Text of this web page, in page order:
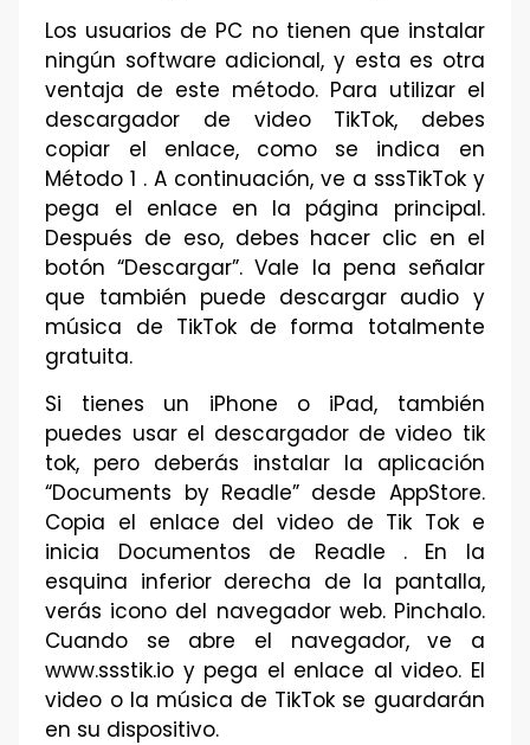
Los usuarios de PC no tienen que instalar
ningún software adicional, y esta es otra
ventaja de este método. Para utilizar el
descargador de video TikTok, debes
copiar el enlace, como se indica en
Método 1 . A continuación, ve a sssTikTok y
pega el enlace en la página principal.
Después de eso, debes hacer clic en el
botón “Descargar”. Vale la pena señalar
que también puede descargar audio y
música de TikTok de forma totalmente
gratuita.
Si tienes un iPhone o iPad, también
puedes usar el descargador de video tik
tok, pero deberás instalar la aplicación
“Documents by Readle” desde AppStore.
Copia el enlace del video de Tik Tok e
inicia Documentos de Readle . En la
esquina inferior derecha de la pantalla,
verás icono del navegador web. Pinchalo.
Cuando se abre el navegador, ve a
www.ssstik.io y pega el enlace al video. El
video o la música de TikTok se guardarán
en su dispositivo.